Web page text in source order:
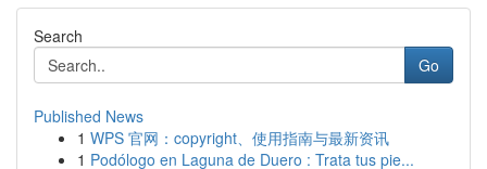
Search
Go
Published News
1 WPS 官网：copyright、使用指南与最新资讯
1 Podólogo en Laguna de Duero : Trata tus pie...